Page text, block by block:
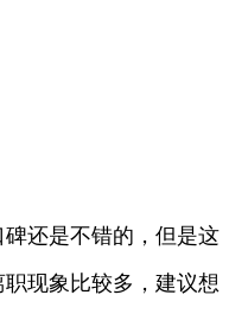
还是不错的，但是这
现象比较多，建议想